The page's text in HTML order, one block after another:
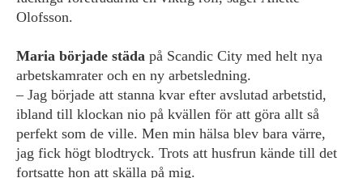
Olofsson.
Maria började städa på Scandic City med helt nya
arbetskamrater och en ny arbetsledning.
– Jag började att stanna kvar efter avslutad arbetstid,
ibland till klockan nio på kvällen för att göra allt så
perfekt som de ville. Men min hälsa blev bara värre,
jag fick högt blodtryck. Trots att husfrun kände till det
fortsatte hon att skälla på mig.